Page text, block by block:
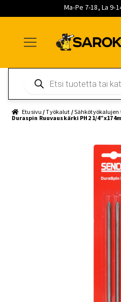
Ma-Pe 7-18, La 9-
navigointiin
sisältöön
pääsisältöön
search
Etusivu /Työkalut /
Duraspin Ruuvauskärki PH2 1/